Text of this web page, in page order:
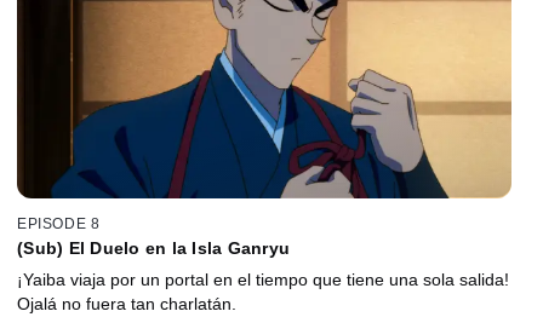
EPISODE 8
(Sub) El Duelo en la Isla Ganryu
¡Yaiba viaja por un portal en el tiempo que tiene una sola salida!
Ojalá no fuera tan charlatán.